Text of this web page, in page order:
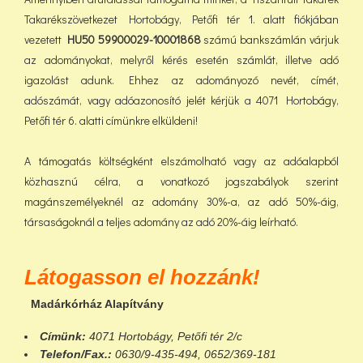
Takarékszövetkezet Hortobágy, Petőfi tér 1. alatt fiókjában
vezetett HU50 59900029-10001868számú bankszámlán várjuk
az adományokat, melyről kérés esetén számlát, illetve adó
igazolást adunk. Ehhez az adományozó nevét, címét,
adószámát, vagy adóazonosító jelét kérjük a 4071 Hortobágy,
Petőfi tér 6. alatti címünkre elküldeni!
A támogatás költségként elszámolható vagy az adóalapból
közhasznú célra, a vonatkozó jogszabályok szerint
magánszemélyeknél az adomány 30%-a, az adó 50%-áig,
társaságoknál a teljes adomány az adó 20%-áig leírható.
Látogasson el hozzánk!
Madárkórház Alapítvány
Címünk: 4071 Hortobágy, Petőfi tér 2/c
Telefon/Fax.: 0630/9-435-494, 0652/369-181